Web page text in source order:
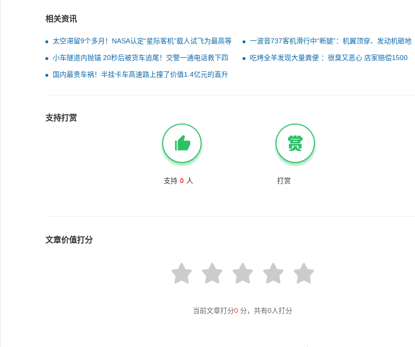
相关资讯
太空滞留9个多月！NASA认定“星际客机”载人试飞为最高等
级事故
一波音737客机滑行中“断腿”：机翼顶穿、发动机砸地
小车隧道内抛锚 20秒后被货车追尾！交警一通电话救下四
吃烤全羊发现大量粪便 ：很臭又恶心 店家赔偿1500
国内最贵车祸！半挂卡车高速路上撞了价值1.4亿元的直升
支持打赏
支持 0 人 打赏
文章价值打分
当前文章打分0 分，共有0人打分